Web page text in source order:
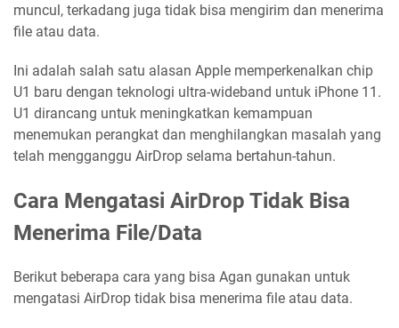
muncul, terkadang juga tidak bisa mengirim dan menerima
file atau data.
Ini adalah salah satu alasan Apple memperkenalkan chip
U1 baru dengan teknologi ultra-wideband untuk iPhone 11.
U1 dirancang untuk meningkatkan kemampuan
menemukan perangkat dan menghilangkan masalah yang
telah mengganggu AirDrop selama bertahun-tahun.
Cara Mengatasi AirDrop Tidak Bisa
Menerima File/Data
Berikut beberapa cara yang bisa Agan gunakan untuk
mengatasi AirDrop tidak bisa menerima file atau data.